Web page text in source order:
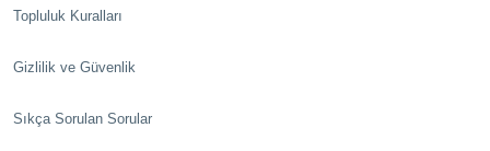
Topluluk Kuralları
Gizlilik ve Güvenlik
Sıkça Sorulan Sorular